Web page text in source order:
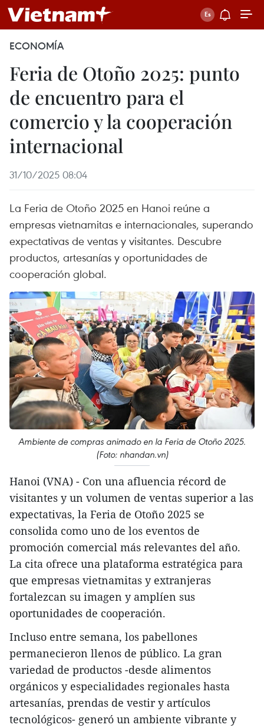
ECONOMÍA
Feria de Otoño 2025: punto
de encuentro para el
comercio y la cooperación
internacional
31/10/2025 08:04
La Feria de Otoño 2025 en Hanoi reúne a
empresas vietnamitas e internacionales, superando
expectativas de ventas y visitantes. Descubre
productos, artesanías y oportunidades de
cooperación global.
Ambiente de compras animado en la Feria de Otoño 2025.
(Foto: nhandan.vn)
Hanoi (VNA) - Con una afluencia récord de
visitantes y un volumen de ventas superior a las
expectativas, la Feria de Otoño 2025 se
consolida como uno de los eventos de
promoción comercial más relevantes del año.
La cita ofrece una plataforma estratégica para
que empresas vietnamitas y extranjeras
fortalezcan su imagen y amplíen sus
oportunidades de cooperación.
Incluso entre semana, los pabellones
permanecieron llenos de público. La gran
variedad de productos -desde alimentos
orgánicos y especialidades regionales hasta
artesanías, prendas de vestir y artículos
tecnológicos- generó un ambiente vibrante y